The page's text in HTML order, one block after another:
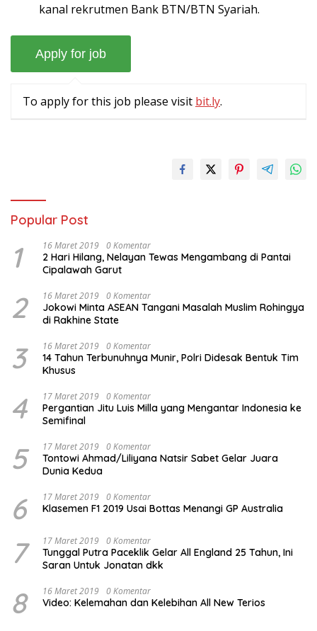
kanal rekrutmen Bank BTN/BTN Syariah.
To apply for this job please visit bit.ly.
Popular Post
1 16 Maret 2019 0 Komentar
2 Hari Hilang, Nelayan Tewas Mengambang di Pantai
Cipalawah Garut
2 16 Maret 2019 0 Komentar
Jokowi Minta ASEAN Tangani Masalah Muslim Rohingya
di Rakhine State
3 16 Maret 2019 0 Komentar
14 Tahun Terbunuhnya Munir, Polri Didesak Bentuk Tim
Khusus
4 17 Maret 2019 0 Komentar
Pergantian Jitu Luis Milla yang Mengantar Indonesia ke
Semifinal
5 17 Maret 2019 0 Komentar
Tontowi Ahmad/Liliyana Natsir Sabet Gelar Juara
Dunia Kedua
6 17 Maret 2019 0 Komentar
Klasemen F1 2019 Usai Bottas Menangi GP Australia
7 17 Maret 2019 0 Komentar
Tunggal Putra Paceklik Gelar All England 25 Tahun, Ini
Saran Untuk Jonatan dkk
8 16 Maret 2019 0 Komentar
Video: Kelemahan dan Kelebihan All New Terios